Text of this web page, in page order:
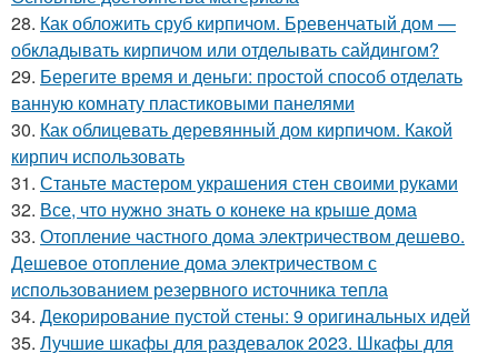
28. Как обложить сруб кирпичом. Бревенчатый дом —
обкладывать кирпичом или отделывать сайдингом?
29. Берегите время и деньги: простой способ отделать
ванную комнату пластиковыми панелями
30. Как облицевать деревянный дом кирпичом. Какой
кирпич использовать
31. Станьте мастером украшения стен своими руками
32. Все, что нужно знать о конеке на крыше дома
33. Отопление частного дома электричеством дешево.
Дешевое отопление дома электричеством с
использованием резервного источника тепла
34. Декорирование пустой стены: 9 оригинальных идей
35. Лучшие шкафы для раздевалок 2023. Шкафы для